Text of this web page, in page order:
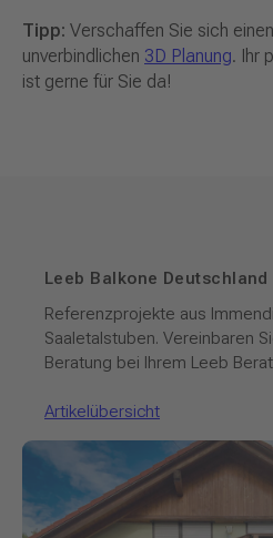
Tipp: Verschaffen Sie sich
unverbindlichen 3D Planung. Ihr
ist gerne für Sie da!
Leeb Balkone Deutschland
Referenzprojekte aus
Saaletalstuben. Vereinbaren
Beratung bei Ihrem Leeb
Artikelübersicht